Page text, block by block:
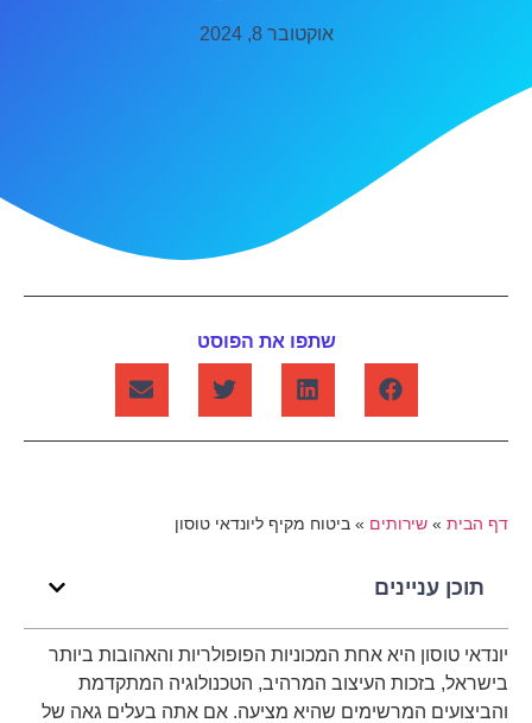
אוקטובר 8, 2024
שתפו את הפוסט
דף הבית» שירותים» ביטוח מקיף ליונדאי טוסון
תוכן עניינים
יונדאי טוסון היא אחת המכוניות הפופולריות והאהובות ביותר
בישראל, בזכות העיצוב המרהיב, הטכנולוגיה המתקדמת
והביצועים המרשימים שהיא מציעה. אם אתה בעלים גאה של